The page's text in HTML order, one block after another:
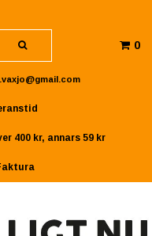
0
400 kr, annars 59 kr